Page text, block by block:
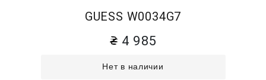
GUESS W0034G7
4 985
Нет в наличии